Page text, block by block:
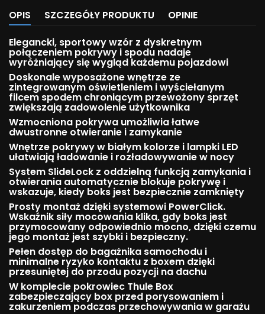
OPIS SZCZEGÓŁY PRODUKTU
OPINIE
Elegancki, sportowy wzór z dyskretnym
połączeniem pokrywy i spodu nadaje
wyróżniający się wygląd każdemu pojazdowi
Doskonale wyposażone wnętrze ze
zintegrowanym oświetleniem i wyściełanym
filcem spodem chroniącym przewożony sprzęt
zwiększają zadowolenie użytkownika
Wzmocniona pokrywa umożliwia łatwe
dwustronne otwieranie i zamykanie
Wnętrze pokrywy w białym kolorze i lampki LED
ułatwiają ładowanie i rozładowywanie w nocy
System SlideLock z oddzielną funkcją zamykania i
otwierania automatycznie blokuje pokrywę i
wskazuje, kiedy boks jest bezpiecznie zamknięty
Prosty montaż dzięki systemowi PowerClick.
Wskaźnik siły mocowania klika, gdy boks jest
przymocowany odpowiednio mocno, dzięki czemu
jego montaż jest szybki i bezpieczny.
Pełen dostęp do bagażnika samochodu i
minimalne ryzyko kontaktu z boxem dzięki
przesuniętej do przodu pozycji na dachu
W komplecie pokrowiec Thule Box
zabezpieczający box przed porysowaniem i
zakurzeniem podczas przechowywania w garażu